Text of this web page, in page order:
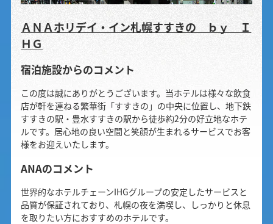
ＡＮＡホリデイ・イン札幌すすきの ｂｙ Ｉ
ＨＧ
宿泊施設からのコメント
この度は誠にありがとうございます。当ホテルは様々な飲食
店が軒を連ねる繁華街「すすきの」の中央に位置し、地下鉄
すすきの駅・豊水すすきの駅から徒歩約2分の好立地なホテ
ルです。居心地の良い空間と笑顔が生まれるサービスでお客
様をお迎えいたします。
ANAのコメント
世界的なホテルチェーンIHGグループの安定したサービスと
品質が保証されており、札幌の夜を満喫し、しっかりと休息
を取りたい方におすすめのホテルです。